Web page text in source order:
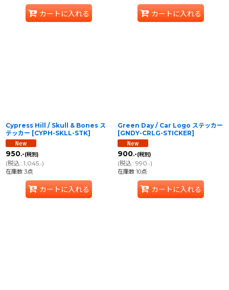
カートに入れる カートに入れる
Cypress Hill / Skull & Bones ス
テッカー [CYPH-SKLL-STK]
950.-(税別)
(税込: 1,045.-)
在庫数 3点
カートに入れる
Green Day / Car Logo ステッカー
[GNDY-CRLG-STICKER]
900.-(税別)
(税込: 990.-)
在庫数 10点
カートに入れる